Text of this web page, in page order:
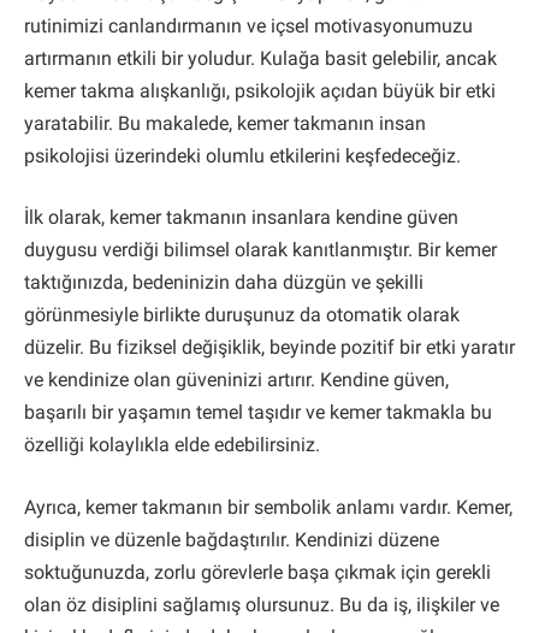
rutinimizi canlandırmanın ve içsel motivasyonumuzu
artırmanın etkili bir yoludur. Kulağa basit gelebilir, ancak
kemer takma alışkanlığı, psikolojik açıdan büyük bir etki
yaratabilir. Bu makalede, kemer takmanın insan
psikolojisi üzerindeki olumlu etkilerini keşfedeceğiz.
İlk olarak, kemer takmanın insanlara kendine güven
duygusu verdiği bilimsel olarak kanıtlanmıştır. Bir kemer
taktığınızda, bedeninizin daha düzgün ve şekilli
görünmesiyle birlikte duruşunuz da otomatik olarak
düzelir. Bu fiziksel değişiklik, beyinde pozitif bir etki yaratır
ve kendinize olan güveninizi artırır. Kendine güven,
başarılı bir yaşamın temel taşıdır ve kemer takmakla bu
özelliği kolaylıkla elde edebilirsiniz.
Ayrıca, kemer takmanın bir sembolik anlamı vardır. Kemer,
disiplin ve düzenle bağdaştırılır. Kendinizi düzene
soktuğunuzda, zorlu görevlerle başa çıkmak için gerekli
olan öz disiplini sağlamış olursunuz. Bu da iş, ilişkiler ve